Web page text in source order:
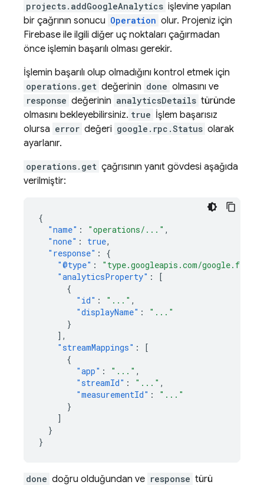
projects.addGoogleAnalytics işlevine yapılan
bir çağrının sonucu Operation olur. Projeniz için
Firebase ile ilgili diğer uç noktaları çağırmadan
önce işlemin başarılı olması gerekir.
İşlemin başarılı olup olmadığını kontrol etmek için
operations.get değerinin done olmasını ve
response değerinin analyticsDetails türünde
olmasını bekleyebilirsiniz. true İşlem başarısız
olursa error değeri google.rpc.Status olarak
ayarlanır.
operations.get çağrısının yanıt gövdesi aşağıda
verilmiştir:
{
"name" : "operations/..." ,
"none" : true,
"response" :
{
"@type" :
"type.googleapis.com/
"analyticsProperty" :
[
{
"id" : "..." ,
"displayName" :
"..."
}
],
"streamMappings" :
[
{
"app" : "..." ,
"streamId" : "..." ,
"measurementId" :
"..."
}
]
}
}
done doğru olduğundan ve response türü